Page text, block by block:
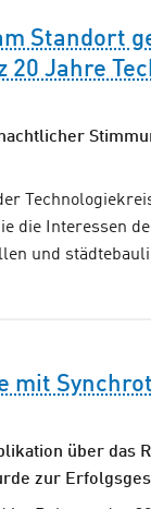
Standort
20 Jahre
die Interessen
und
mit
über das
zur